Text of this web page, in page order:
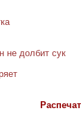
не долбит сук